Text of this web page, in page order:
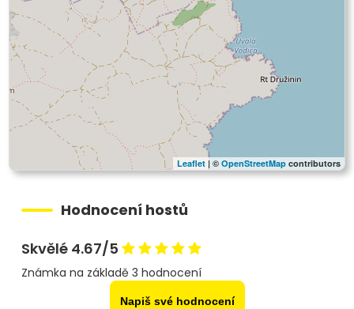
Leaflet | ©OpenStreetMap contributors
Hodnocení hostů
Skvělé 4.67/5
Známka na základě 3 hodnocení
Napiš své hodnocení